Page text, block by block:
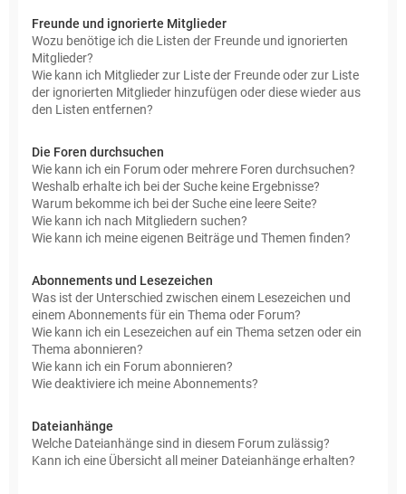
Freunde und ignorierte Mitglieder
Wozu benötige ich die Listen der Freunde und ignorierten
Mitglieder?
Wie kann ich Mitglieder zur Liste der Freunde oder zur Liste
der ignorierten Mitglieder hinzufügen oder diese wieder aus
den Listen entfernen?
Die Foren durchsuchen
Wie kann ich ein Forum oder mehrere Foren durchsuchen?
Weshalb erhalte ich bei der Suche keine Ergebnisse?
Warum bekomme ich bei der Suche eine leere Seite?
Wie kann ich nach Mitgliedern suchen?
Wie kann ich meine eigenen Beiträge und Themen finden?
Abonnements und Lesezeichen
Was ist der Unterschied zwischen einem Lesezeichen und
einem Abonnements für ein Thema oder Forum?
Wie kann ich ein Lesezeichen auf ein Thema setzen oder ein
Thema abonnieren?
Wie kann ich ein Forum abonnieren?
Wie deaktiviere ich meine Abonnements?
Dateianhänge
Welche Dateianhänge sind in diesem Forum zulässig?
Kann ich eine Übersicht all meiner Dateianhänge erhalten?